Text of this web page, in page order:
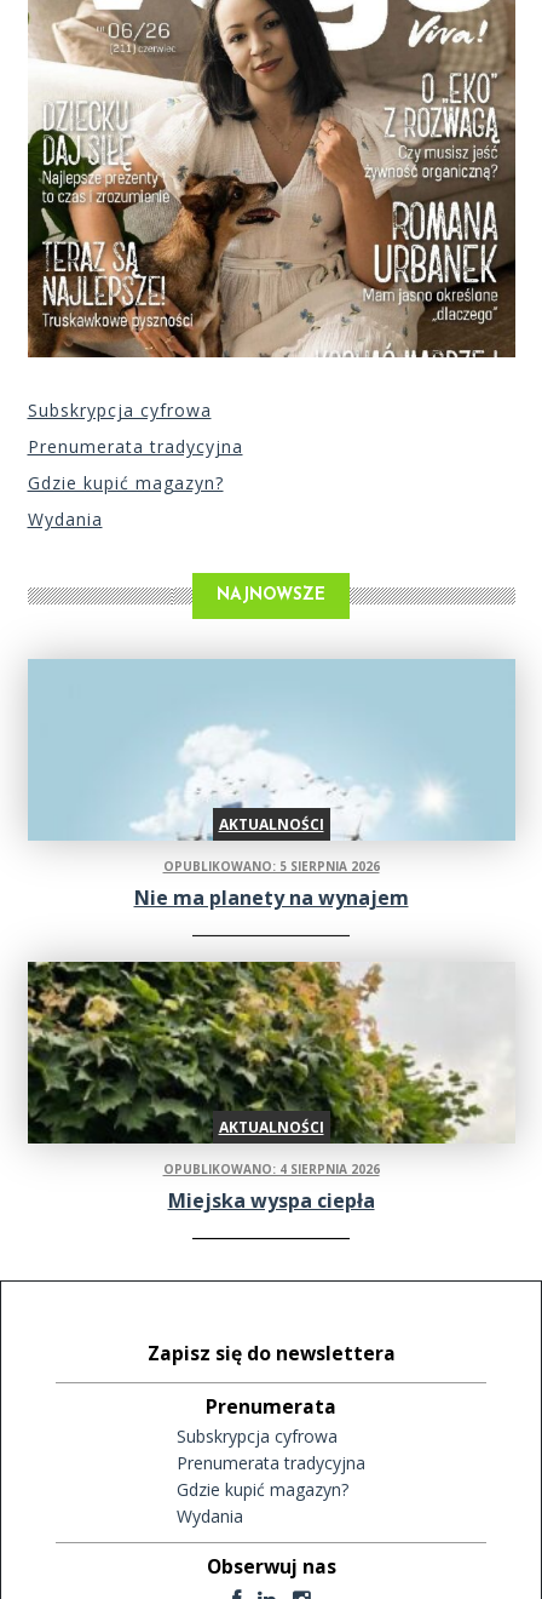
Subskrypcja cyfrowa
Prenumerata tradycyjna
Gdzie kupić magazyn?
Wydania
NAJNOWSZE
AKTUALNOŚCI
OPUBLIKOWANO: 5 SIERPNIA 2026
Nie ma planety na wynajem
AKTUALNOŚCI
OPUBLIKOWANO: 4 SIERPNIA 2026
Miejska wyspa ciepła
Zapisz się do newslettera
Prenumerata
Subskrypcja cyfrowa
Prenumerata tradycyjna
Gdzie kupić magazyn?
Wydania
Obserwuj nas